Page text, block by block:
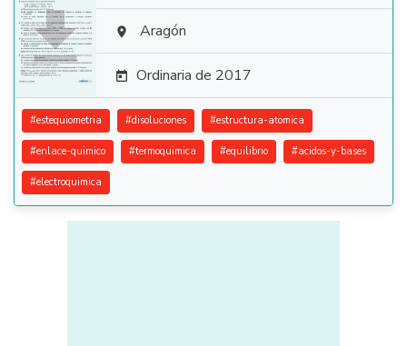
  Aragón
 Ordinaria de 2017
#estequiometria #disoluciones #estructura-atomica
#enlace-quimico #termoquimica #equilibrio #acidos-y-bases
#electroquimica